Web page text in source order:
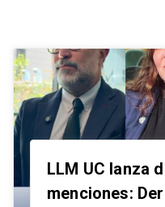
LLM UC lanza
menciones: